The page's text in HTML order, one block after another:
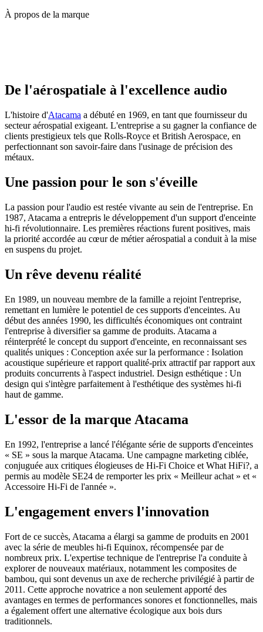
À propos de la marque
De l'aérospatiale à l'excellence audio
L'histoire d'Atacama a débuté en 1969, en tant que fournisseur du
secteur aérospatial exigeant. L'entreprise a su gagner la confiance de
clients prestigieux tels que Rolls-Royce et British Aerospace, en
perfectionnant son savoir-faire dans l'usinage de précision des
métaux.
Une passion pour le son s'éveille
La passion pour l'audio est restée vivante au sein de l'entreprise. En
1987, Atacama a entrepris le développement d'un support d'enceinte
hi-fi révolutionnaire. Les premières réactions furent positives, mais
la priorité accordée au cœur de métier aérospatial a conduit à la mise
en suspens du projet.
Un rêve devenu réalité
En 1989, un nouveau membre de la famille a rejoint l'entreprise,
remettant en lumière le potentiel de ces supports d'enceintes. Au
début des années 1990, les difficultés économiques ont contraint
l'entreprise à diversifier sa gamme de produits. Atacama a
réinterprété le concept du support d'enceinte, en reconnaissant ses
qualités uniques : Conception axée sur la performance : Isolation
acoustique supérieure et rapport qualité-prix attractif par rapport aux
produits concurrents à l'aspect industriel. Design esthétique : Un
design qui s'intègre parfaitement à l'esthétique des systèmes hi-fi
haut de gamme.
L'essor de la marque Atacama
En 1992, l'entreprise a lancé l'élégante série de supports d'enceintes
« SE » sous la marque Atacama. Une campagne marketing ciblée,
conjuguée aux critiques élogieuses de Hi-Fi Choice et What HiFi?, a
permis au modèle SE24 de remporter les prix « Meilleur achat » et «
Accessoire Hi-Fi de l'année ».
L'engagement envers l'innovation
Fort de ce succès, Atacama a élargi sa gamme de produits en 2001
avec la série de meubles hi-fi Equinox, récompensée par de
nombreux prix. L'expertise technique de l'entreprise l'a conduite à
explorer de nouveaux matériaux, notamment les composites de
bambou, qui sont devenus un axe de recherche privilégié à partir de
2011. Cette approche novatrice a non seulement apporté des
avantages en termes de performances sonores et fonctionnelles, mais
a également offert une alternative écologique aux bois durs
traditionnels.